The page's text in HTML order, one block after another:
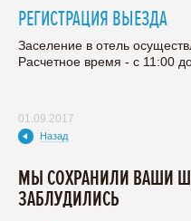
РЕГИСТРАЦИЯ ВЫЕЗДА
Заселение в отель
Расчетное время - с 11:00
01.09.2017
Назад
МЫ СОХРАНИЛИ ВАШИ
ЗАБЛУДИЛИСЬ